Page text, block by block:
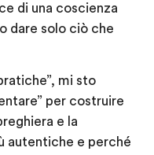
di una coscienza
dare solo ciò che
mi sto
per costruire
e la
autentiche e perché